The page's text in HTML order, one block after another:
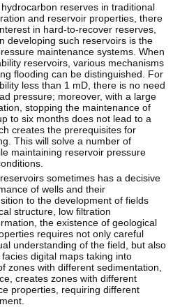
reserves in traditional
and reservoir properties, there
in hard-to-recover reserves,
developing such reservoirs is the
maintenance systems. When
reservoirs, various mechanisms
flooding can be distinguished. For
less than 1 mD, there is no need
pressure; moreover, with a large
stopping the maintenance of
to six months does not lead to a
creates the prerequisites for
This will solve a number of
maintaining reservoir pressure
sometimes has a decisive
of wells and their
to the development of fields
structure, low filtration
the existence of geological
requires not only careful
understanding of the field, but also
digital maps taking into
zones with different sedimentation,
creates zones with different
properties, requiring different